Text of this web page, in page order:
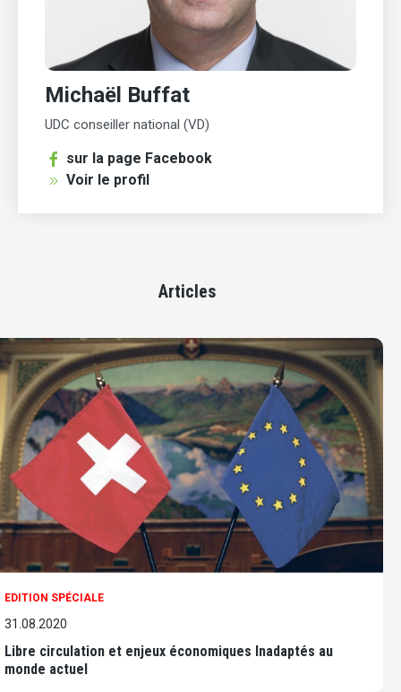
Michaël Buffat
UDC conseiller national (VD)
sur la page Facebook
Voir le profil
Articles
EDITION SPÉCIALE
31.08.2020
Libre circulation et enjeux économiques Inadaptés au
monde actuel